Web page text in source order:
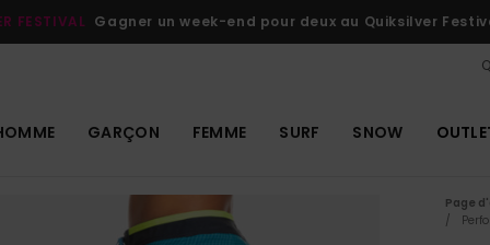
FESTIVAL Gagner un week-end pour deux au Quiksilver
GARÇON FEMME SURF SNOW
Page